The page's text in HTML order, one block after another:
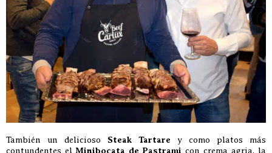
También un delicioso Steak Tartare y como platos más
contundentes el Minibocata de Pastrami con crema agria, la